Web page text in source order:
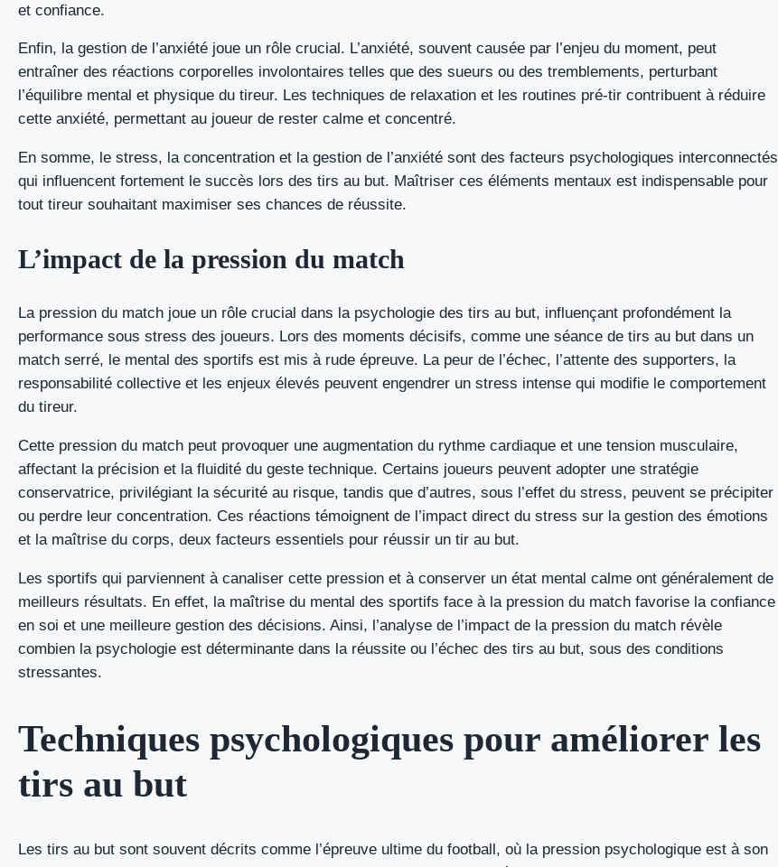
et confiance.
Enfin, la gestion de l’anxiété joue un rôle crucial. L’anxiété, souvent causée par l’enjeu du moment, peut
entraîner des réactions corporelles involontaires telles que des sueurs ou des tremblements, perturbant
l’équilibre mental et physique du tireur. Les techniques de relaxation et les routines pré-tir contribuent à réduire
cette anxiété, permettant au joueur de rester calme et concentré.
En somme, le stress, la concentration et la gestion de l’anxiété sont des facteurs psychologiques interconnectés
qui influencent fortement le succès lors des tirs au but. Maîtriser ces éléments mentaux est indispensable pour
tout tireur souhaitant maximiser ses chances de réussite.
L’impact de la pression du match
La pression du match joue un rôle crucial dans la psychologie des tirs au but, influençant profondément la
performance sous stress des joueurs. Lors des moments décisifs, comme une séance de tirs au but dans un
match serré, le mental des sportifs est mis à rude épreuve. La peur de l’échec, l’attente des supporters, la
responsabilité collective et les enjeux élevés peuvent engendrer un stress intense qui modifie le comportement
du tireur.
Cette pression du match peut provoquer une augmentation du rythme cardiaque et une tension musculaire,
affectant la précision et la fluidité du geste technique. Certains joueurs peuvent adopter une stratégie
conservatrice, privilégiant la sécurité au risque, tandis que d’autres, sous l’effet du stress, peuvent se précipiter
ou perdre leur concentration. Ces réactions témoignent de l’impact direct du stress sur la gestion des émotions
et la maîtrise du corps, deux facteurs essentiels pour réussir un tir au but.
Les sportifs qui parviennent à canaliser cette pression et à conserver un état mental calme ont généralement de
meilleurs résultats. En effet, la maîtrise du mental des sportifs face à la pression du match favorise la confiance
en soi et une meilleure gestion des décisions. Ainsi, l’analyse de l’impact de la pression du match révèle
combien la psychologie est déterminante dans la réussite ou l’échec des tirs au but, sous des conditions
stressantes.
Techniques psychologiques pour améliorer les
tirs au but
Les tirs au but sont souvent décrits comme l’épreuve ultime du football, où la pression psychologique est à son